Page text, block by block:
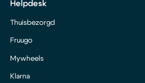
Helpdesk
Thuisbezorgd
Fruugo
Mywheels
Klarna